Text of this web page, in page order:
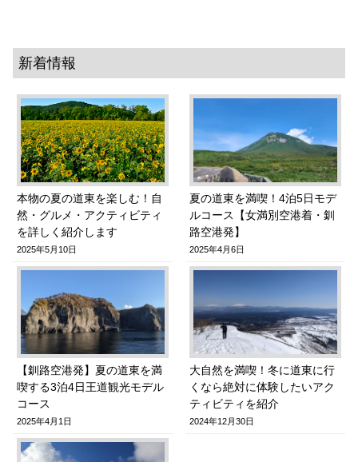
新着情報
本物の夏の道東を楽しむ！自
然・グルメ・アクティビティ
を詳しく紹介します
2025年5月10日
夏の道東を満喫！4泊5日モデ
ルコース【女満別空港着・釧
路空港発】
2025年4月6日
【釧路空港発】夏の道東を満
喫する3泊4日王道観光モデル
コース
2025年4月1日
大自然を満喫！冬に道東に行
くなら絶対に体験したいアク
ティビティを紹介
2024年12月30日